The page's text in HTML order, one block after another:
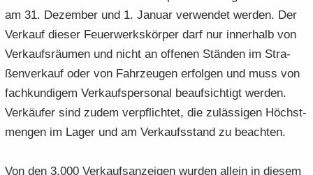
am 31. De­zem­ber und 1. Ja­nu­ar ver­wen­det wer­den. Der
Ver­kauf die­ser Feu­er­werks­kör­per darf nur in­ner­halb von
Ver­kaufs­räu­men und nicht an of­fe­nen Stän­den im Stra­
ßen­ver­kauf oder von Fahr­zeu­gen er­fol­gen und muss von
fach­kun­di­gem Ver­kaufs­per­so­nal be­auf­sich­tigt wer­den.
Ver­käu­fer sind zudem ver­pflich­tet, die zu­läs­si­gen Höchst­
men­gen im Lager und am Ver­kaufs­stand zu be­ach­ten.
Von den 3.000 Ver­kaufs­an­zei­gen wur­den al­lein in die­sem